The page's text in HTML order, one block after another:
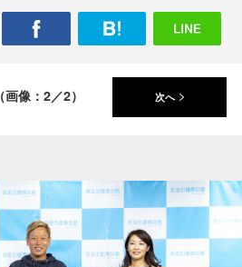
（画像：2／2） 次へ